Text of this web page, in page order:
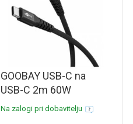
GOOBAY USB-C na
USB-C 2m 60W
480Mbit/s bel
Na zalogi pri dobavitelju